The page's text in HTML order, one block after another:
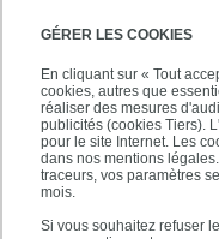
GÉRER LES COOKIES
En cliquant sur « Tout
cookies, autres que
réaliser des mesures
publicités (cookies Tiers).
pour le site Internet. Les
dans nos mentions
traceurs, vos paramètres
mois.
Si vous souhaitez refuser